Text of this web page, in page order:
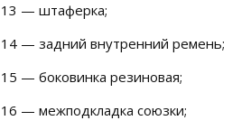
13 — штаферка;
14 — задний внутренний ремень;
15 — боковинка резиновая;
16 — межподкладка союзки;